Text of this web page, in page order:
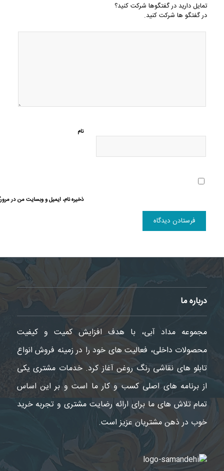
تمایل دارید در گفتگوها شرکت کنید؟
در گفتگو ها شرکت کنید.
نام
ذخیره نام، ایمیل و وبسایت من در
درباره ما
مجموعه مداد آبی، با هدف افزایش کمیت و کیفیت
محصولات داخلی، فعالیت های خود را در زمینه فروش انواع
تابلو های نقاشی رنگ روغن آغاز کرد. خدمات مشتری یکی
از برنامه های اصلی کسب و کار ما است و بر این اساس
تمام تلاش های ما برای ارائه رضایت مشتری و تجربه خرید
خوب در ذهن مشتریان عزیز است.